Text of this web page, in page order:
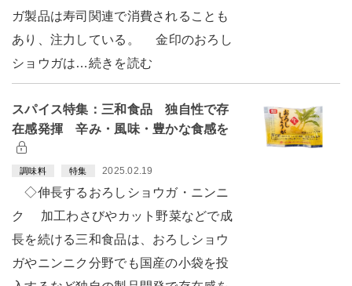
ガ製品は寿司関連で消費されることも
あり、注力している。 金印のおろし
ショウガは…続きを読む
スパイス特集：三和食品 独自性で存
在感発揮 辛み・風味・豊かな食感を
調味料 特集 2025.02.19
◇伸長するおろしショウガ・ニンニ
ク 加工わさびやカット野菜などで成
長を続ける三和食品は、おろしショウ
ガやニンニク分野でも国産の小袋を投